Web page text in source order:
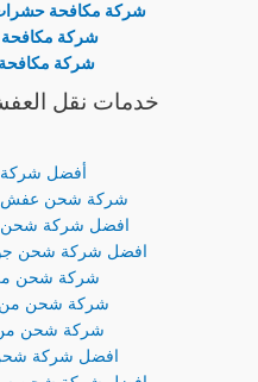
شركة مكافحة
شركة
شركة
خدمات نقل
أفضل شركة
شركة شحن عفش
افضل شركة شحن
افضل شركة شحن
شركة شحن من
شركة شحن من
شركة شحن من
افضل شركة